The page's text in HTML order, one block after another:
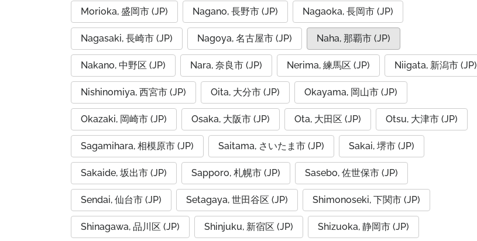
Morioka, 盛岡市 (JP) Nagano, 長野市 (JP) Nagaoka, 長岡市 (JP)
Nagasaki, 長崎市 (JP) Nagoya, 名古屋市 (JP) Naha, 那覇市 (JP)
Nakano, 中野区 (JP) Nara, 奈良市 (JP) Nerima, 練馬区 (JP) Niigata, 新潟市 (JP)
Nishinomiya, 西宮市 (JP) Oita, 大分市 (JP) Okayama, 岡山市 (JP)
Okazaki, 岡崎市 (JP) Osaka, 大阪市 (JP) Ota, 大田区 (JP) Otsu, 大津市 (JP)
Sagamihara, 相模原市 (JP) Saitama, さいたま市 (JP) Sakai, 堺市 (JP)
Sakaide, 坂出市 (JP) Sapporo, 札幌市 (JP) Sasebo, 佐世保市 (JP)
Sendai, 仙台市 (JP) Setagaya, 世田谷区 (JP) Shimonoseki, 下関市 (JP)
Shinagawa, 品川区 (JP) Shinjuku, 新宿区 (JP) Shizuoka, 静岡市 (JP)